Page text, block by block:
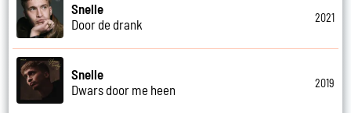
Snelle
Door de drank
2021
Snelle
Dwars door me heen
2019